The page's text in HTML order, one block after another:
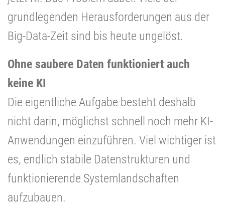
grundlegenden Herausforderungen aus der
Big-Data-Zeit sind bis heute ungelöst.
Ohne saubere Daten funktioniert auch
keine KI
Die eigentliche Aufgabe besteht deshalb
nicht darin, möglichst schnell noch mehr KI-
Anwendungen einzuführen. Viel wichtiger ist
es, endlich stabile Datenstrukturen und
funktionierende Systemlandschaften
aufzubauen.